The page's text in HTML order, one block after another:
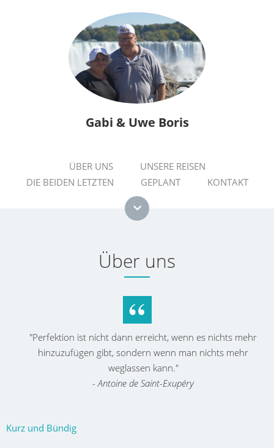
Gabi & Uwe Boris
ÜBER UNS
UNSERE REISEN
DIE BEIDEN LETZTEN
GEPLANT KONTAKT
Über uns
"Perfektion ist nicht dann erreicht, wenn es nichts mehr
hinzuzufügen gibt, sondern wenn man nichts mehr
weglassen kann."
- Antoine de Saint-Exupéry
Kurz und Bündig